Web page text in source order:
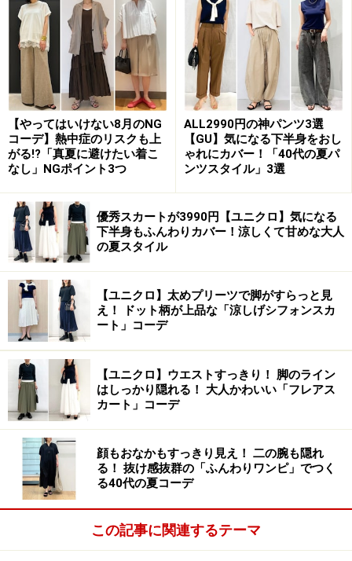
2. おしゃれも叶う撥水生地のロングスカー
ト
撥水加工のスカートなら雨対策もおしゃれも叶う 出典：
WEAR
ロングスカートは雨の日は裾が濡れてしまいそうで、通
常なら避けるアイテムですよね。でも、今は撥水加工が
されている高機能のロングスカートも登場しているの
で、スカート派は注目。
スカートはパンツより空気の通りがいいので、空気がこ
もらないのも嬉しいポイント。写真のように撥水加工の
スカートにレインブーツを合わせると、おしゃれ見えは
もちろん、雨対策も完璧です。
3. フラットタイプのレインシューズなら普
段履きにも
フラットタイプのレインシューズなら普段履きにも取り入れ
られる 出典：WEAR
【やってはいけない8月のNG
コーデ】熱中症のリスクも上
がる!?「真夏に避けたい着こ
なし」NGポイント3つ
ALL2990円の神パンツ3選
【GU】気になる下半身をおし
ゃれにカバー！「40代の夏パ
ンツスタイル」3選
優秀スカートが3990円【ユニクロ】気になる
下半身もふんわりカバー！涼しくて甘めな大人
の夏スタイル
【ユニクロ】太めプリーツで脚がすらっと見
え！ ドット柄が上品な「涼しげシフォンスカ
ート」コーデ
【ユニクロ】ウエストすっきり！ 脚のライン
はしっかり隠れる！ 大人かわいい「フレアス
カート」コーデ
顔もおなかもすっきり見え！ 二の腕も隠れ
る！ 抜け感抜群の「ふんわりワンピ」でつく
る40代の夏コーデ
この記事に関連するテーマ